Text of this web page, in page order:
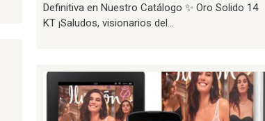
Definitiva en Nuestro Catálogo ✨ Oro Solido 14
KT ¡Saludos, visionarios del…